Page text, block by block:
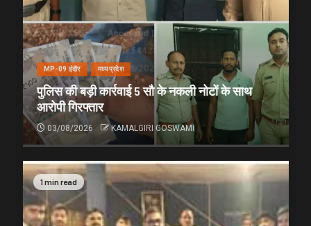
MP-09 इंदौर मध्यप्रदेश
पुलिस की बड़ी कार्रवाई 5 सौ के नकली नोटों के साथ
आरोपी गिरफ्तार
03/08/2026 KAMALGIRI GOSWAMI
1 min read